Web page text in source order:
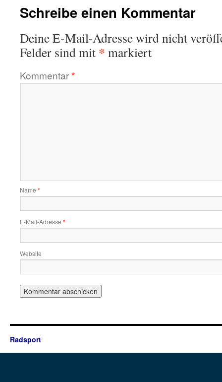
Schreibe einen Kommentar
Deine E-Mail-Adresse wird nicht
Felder sind mit * markiert
Kommentar*
Name *
E-Mail-Adresse *
Website
Radsport